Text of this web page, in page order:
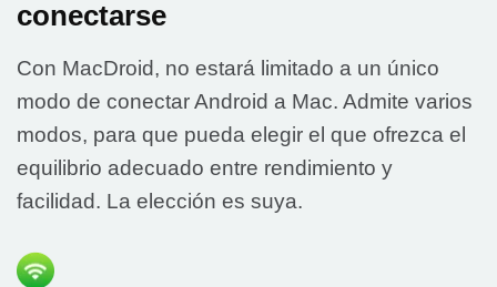
conectarse
Con MacDroid, no estará limitado a un único
modo de conectar Android a Mac. Admite varios
modos, para que pueda elegir el que ofrezca el
equilibrio adecuado entre rendimiento y
facilidad. La elección es suya.